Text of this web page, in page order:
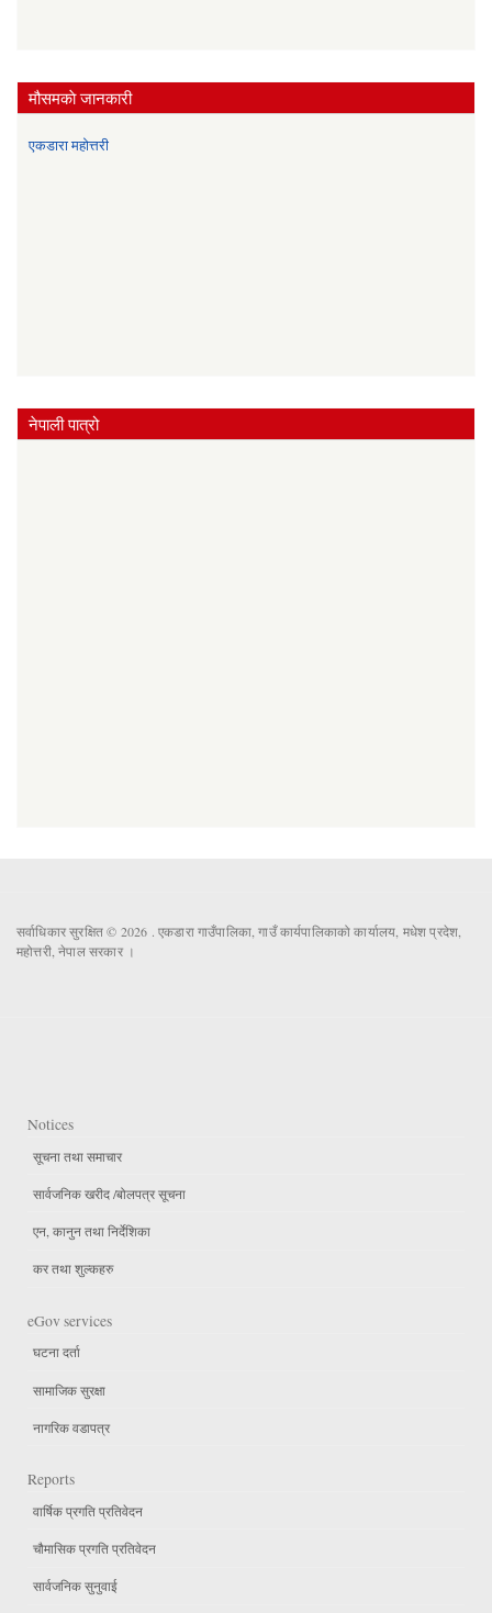
मौसमकाे जानकारी
एकडारा महोत्तरी
नेपाली पात्रो
सर्वाधिकार सुरक्षित © 2026 . एकडारा गाउँपालिका, गाउँ कार्यपालिकाको कार्यालय, मधेश प्रदेश,
महोत्तरी, नेपाल सरकार ।
Notices
सूचना तथा समाचार
सार्वजनिक खरीद /बोलपत्र सूचना
एन, कानुन तथा निर्देशिका
कर तथा शुल्कहरु
eGov services
घटना दर्ता
सामाजिक सुरक्षा
नागरिक वडापत्र
Reports
वार्षिक प्रगति प्रतिवेदन
चौमासिक प्रगति प्रतिवेदन
सार्वजनिक सुनुवाई